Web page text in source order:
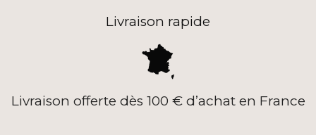
Livraison rapide
Livraison offerte dès 100 € d’achat en France